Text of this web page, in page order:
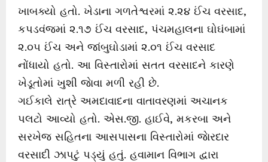
ખાબક્યો હતો. ખેડાના ગળતેશ્વરમાં ૨.૨૪ ઈંચ વરસાદ,
કપડવંજમાં ૨.૧૭ ઈંચ વરસાદ, પંચમહાલના ઘોઘંબામાં
૨.૦૫ ઈંચ અને જાંબુઘોડામાં ૨.૦૧ ઈંચ વરસાદ
નોંધાયો હતો. આ વિસ્તારોમાં સતત વરસાદને કારણે
ખેડૂતોમાં ખુશી જાેવા મળી રહી છે.
ગઈકાલે રાત્રે અમદાવાદના વાતાવરણમાં અચાનક
પલટો આવ્યો હતો. એસ.જી. હાઈવે, મકરબા અને
સરખેજ સહિતના આસપાસના વિસ્તારોમાં જાેરદાર
વરસાદી ઝાપટું પડ્યું હતું. હવામાન વિભાગ દ્વારા